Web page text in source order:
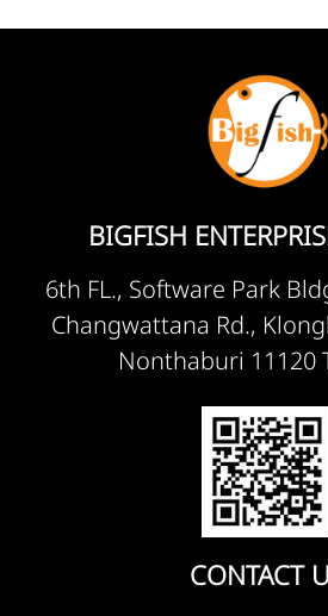
BIGFISH
6th FL., Software Park
Changwattana Rd.,
Nonthaburi 11120
CONTACT